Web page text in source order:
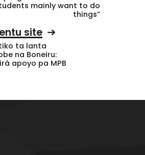
mainly want to do
things”
site
ta lanta
na Boneiru:
apoyo pa MPB